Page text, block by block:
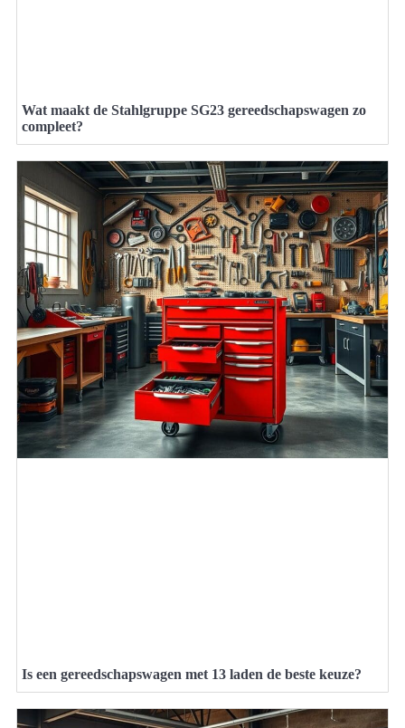
Wat maakt de Stahlgruppe SG23 gereedschapswagen zo
compleet?
Is een gereedschapswagen met 13 laden de beste keuze?